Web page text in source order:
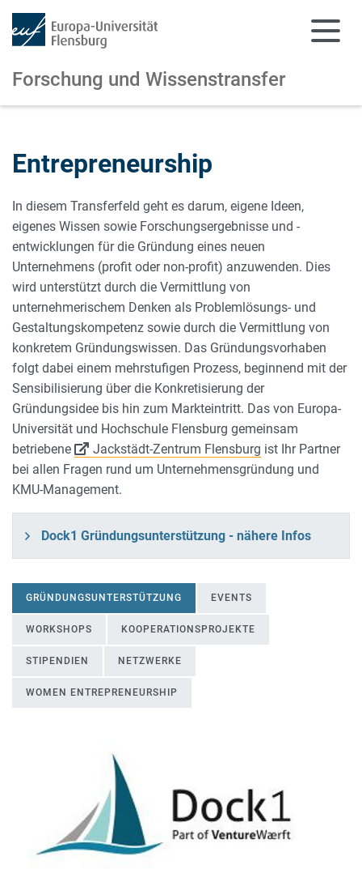
Forschung und Wissenstransfer
Entrepreneurship
In diesem Transferfeld geht es darum, eigene Ideen,
eigenes Wissen sowie Forschungsergebnisse und -
entwicklungen für die Gründung eines neuen
Unternehmens (profit oder non-profit) anzuwenden. Dies
wird unterstützt durch die Vermittlung von
unternehmerischem Denken als Problemlösungs- und
Gestaltungskompetenz sowie durch die Vermittlung von
konkretem Gründungswissen. Das Gründungsvorhaben
folgt dabei einem mehrstufigen Prozess, beginnend mit der
Sensibilisierung über die Konkretisierung der
Gründungsidee bis hin zum Markteintritt. Das von Europa-
Universität und Hochschule Flensburg gemeinsam
betriebene
Jackstädt-Zentrum Flensburg ist Ihr Partner
bei allen Fragen rund um Unternehmensgründung und
KMU-Management.
Dock1 Gründungsunterstützung - nähere Infos
GRÜNDUNGSUNTERSTÜTZUNG EVENTS
WORKSHOPS KOOPERATIONSPROJEKTE
STIPENDIEN NETZWERKE
WOMEN ENTREPRENEURSHIP
GRÜNDUNGSUNTERSTÜTZUNG